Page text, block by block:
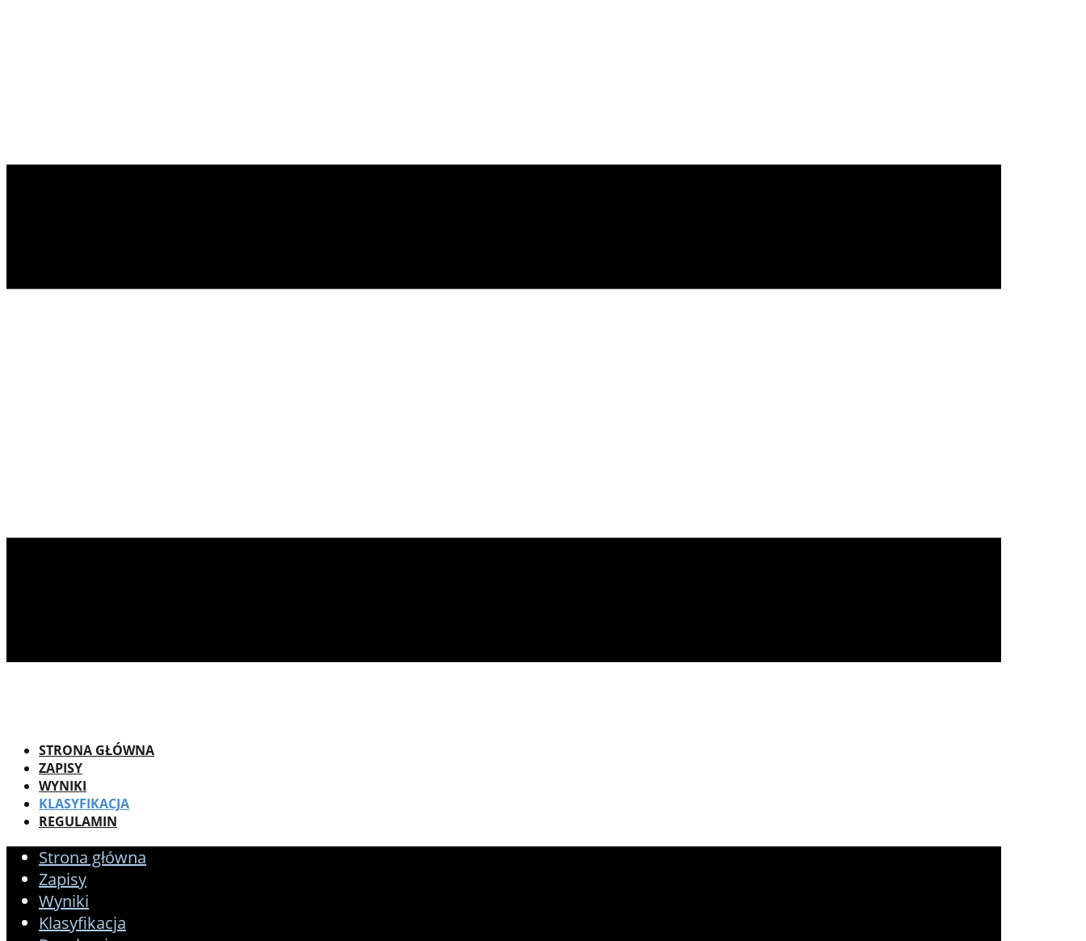
STRONA GŁÓWNA
ZAPISY
WYNIKI
KLASYFIKACJA
REGULAMIN
Strona główna
Zapisy
Wyniki
Klasyfikacja